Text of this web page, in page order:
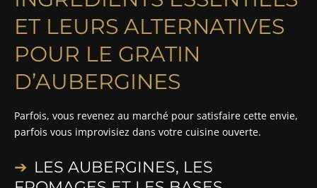
ET LEURS ALTERNATIVES
POUR LE GRATIN
D’AUBERGINES
Parfois, vous revenez au marché pour satisfaire cette envie,
parfois vous improvisiez dans votre cuisine ouverte.
LES AUBERGINES, LES